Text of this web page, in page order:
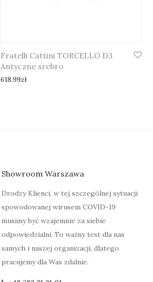
Fratelli Cattini TORCELLO D3
Antyczne srebro
618.99zł
Showroom Warszawa
Drodzy Klienci, w tej szczególnej sytuacji
spowodowanej wirusem COVID-19
musimy być wzajemnie za siebie
odpowiedzialni. To ważny test dla nas
samych i naszej organizacji, dlatego
pracujemy dla Was zdalnie.